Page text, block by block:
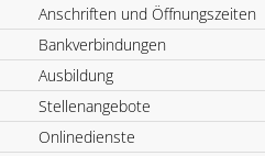
Anschriften und Öffnungszeiten
Bankverbindungen
Ausbildung
Stellenangebote
Onlinedienste